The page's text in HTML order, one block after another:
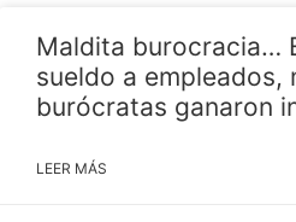
Maldita burocracia…
sueldo a empleados,
burócratas ganaron
LEER MÁS